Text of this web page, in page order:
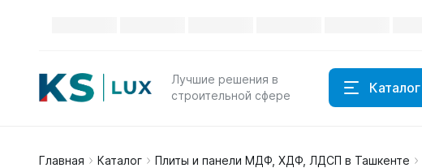
Лучшие решения в
строительной сфере
Каталог
Главная Каталог Плиты и панели МДФ, ХДФ, ЛДСП в Ташкенте